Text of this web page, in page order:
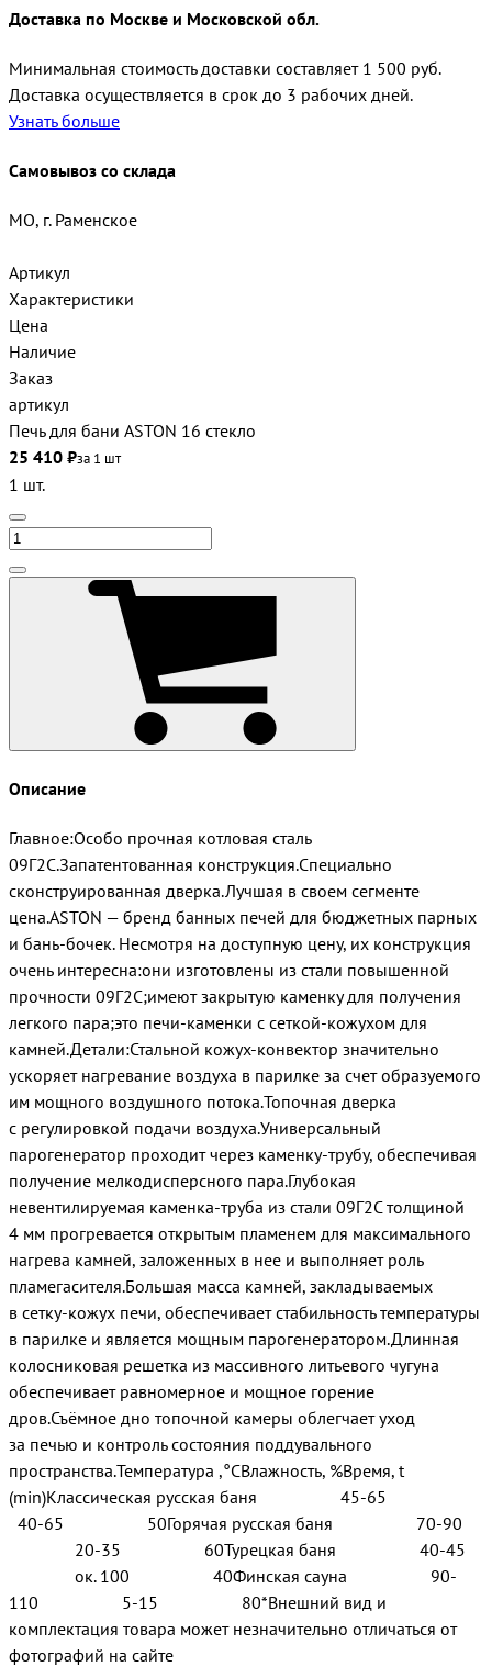
Доставка по Москве и Московской обл.
Минимальная стоимость доставки составляет 1 500 руб.
Доставка осуществляется в срок до 3 рабочих дней.
Узнать больше
Самовывоз со склада
МО, г. Раменское
Артикул
Характеристики
Цена
Наличие
Заказ
артикул
Печь для бани ASTON 16 стекло
25 410 ₽за 1 шт
1 шт.
Описание
Главное:Особо прочная котловая сталь
09Г2С.Запатентованная конструкция.Специально
сконструированная дверка.Лучшая в своем сегменте
цена.ASTON — бренд банных печей для бюджетных парных
и бань-бочек. Несмотря на доступную цену, их конструкция
очень интересна:они изготовлены из стали повышенной
прочности 09Г2С;имеют закрытую каменку для получения
легкого пара;это печи-каменки с сеткой-кожухом для
камней.Детали:Стальной кожух-конвектор значительно
ускоряет нагревание воздуха в парилке за счет образуемого
им мощного воздушного потока.Топочная дверка
с регулировкой подачи воздуха.Универсальный
парогенератор проходит через каменку-трубу, обеспечивая
получение мелкодисперсного пара.Глубокая
невентилируемая каменка-труба из стали 09Г2С толщиной
4 мм прогревается открытым пламенем для максимального
нагрева камней, заложенных в нее и выполняет роль
пламегасителя.Большая масса камней, закладываемых
в сетку-кожух печи, обеспечивает стабильность температуры
в парилке и является мощным парогенератором.Длинная
колосниковая решетка из массивного литьевого чугуна
обеспечивает равномерное и мощное горение
дров.Съёмное дно топочной камеры облегчает уход
за печью и контроль состояния поддувального
пространства.Температура ,°СВлажность, %Время, t
(min)Классическая русская баня 45-65
40-65 50Горячая русская баня 70-90
20-35 60Турецкая баня 40-45
ок. 100 40Финская сауна 90-
110 5-15 80*Внешний вид и
комплектация товара может незначительно отличаться от
фотографий на сайте